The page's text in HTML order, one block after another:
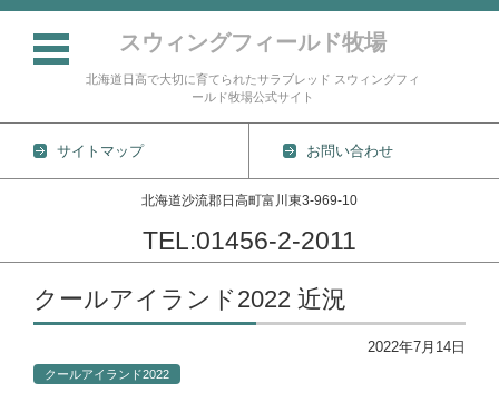
スウィングフィールド牧場
北海道日高で大切に育てられたサラブレッド スウィングフィ
ールド牧場公式サイト
サイトマップ お問い合わせ
北海道沙流郡日高町富川東3-969-10
TEL:01456-2-2011
コンテンツに移動
クールアイランド2022 近況
2022年7月14日
クールアイランド2022